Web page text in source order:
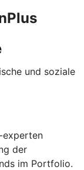
und soziale
experten
der
im Portfolio.